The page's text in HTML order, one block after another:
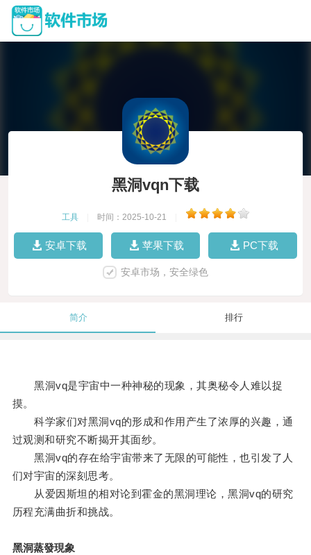
黑洞vqn下载
工具 时间：2025-10-21
安卓下载 苹果下载 PC下载
安卓市场，安全绿色
简介 排行
黑洞vq是宇宙中一种神秘的现象，其奥秘令人难以捉
摸。
科学家们对黑洞vq的形成和作用产生了浓厚的兴趣，通
过观测和研究不断揭开其面纱。
黑洞vq的存在给宇宙带来了无限的可能性，也引发了人
们对宇宙的深刻思考。
从爱因斯坦的相对论到霍金的黑洞理论，黑洞vq的研究
历程充满曲折和挑战。
黑洞蒸發現象